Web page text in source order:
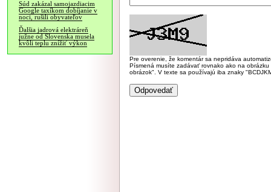
Súd zakázal samojazdiacim
Google taxíkom dobíjanie v
noci, rušili obyvateľov
Ďalšia jadrová elektráreň
južne od Slovenska musela
kvôli teplu znížiť výkon
Pre overenie, že komentár sa nepridáva
Písmená musíte zadávať rovnako ako na
obrázok". V texte sa používajú iba znaky